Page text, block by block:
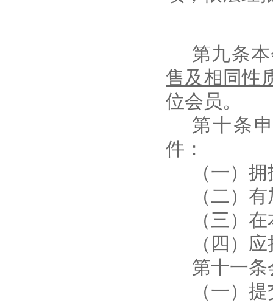
第九条
售及相同性
位会员。
第十条
件：
（一）
（二）
（三）
（四）
第十一条
（一）